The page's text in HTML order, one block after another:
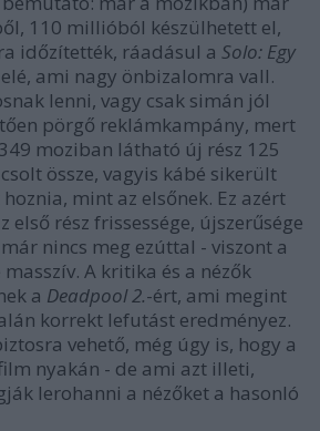
110 millióból készülhetett el,
időzítették, ráadásul a Solo: Egy
elé, ami nagy önbizalomra vall.
lenni, vagy csak simán jól
pörgő reklámkampány, mert
moziban látható új rész 125
össze, vagyis kábé sikerült
mint az elsőnek. Ez azért
első rész frissessége, újszerűsége
nincs meg ezúttal - viszont a
A kritika és a nézők
a Deadpool 2.-ért, ami megint
korrekt lefutást eredményez.
vehető, még úgy is, hogy a
nyakán - de ami azt illeti,
lerohanni a nézőket a hasonló